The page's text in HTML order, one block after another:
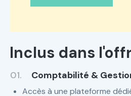
Inclus dans
01. Comptabilité &
Accès à une plateforme